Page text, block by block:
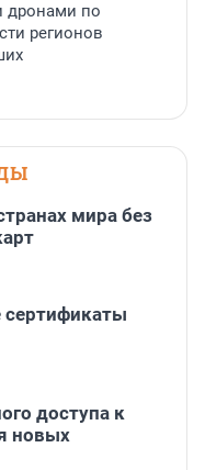
дронами по
регионов
мира без
сертификаты
доступа к
новых